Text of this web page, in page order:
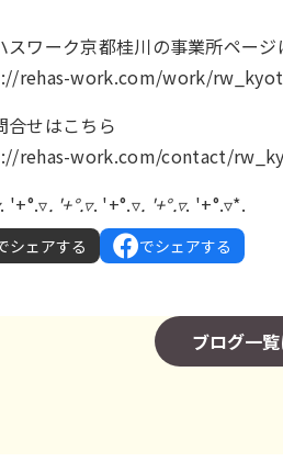
ワーク京都桂川の事業所ページ
rehas-work.com/work/
せはこちら
rehas-work.com/contact/
. '+°.▿. '+°.▿. '+°.▿. '+°.▿. '+°.▿*.
シェアする でシェアする
ブログ一